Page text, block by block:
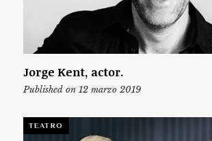
Jorge Kent, actor.
Published on 12 marzo 2019
TEATRO